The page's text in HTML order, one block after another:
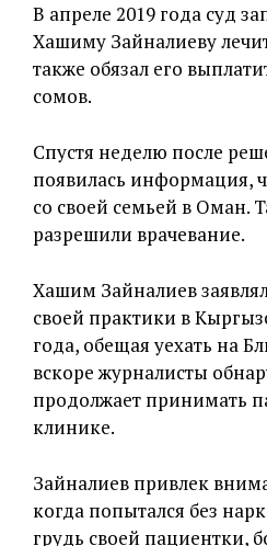
В апреле 2019 года суд
Хашиму Зайналиеву
также обязал его
сомов.
Спустя неделю после
появилась информация,
со своей семьей в Оман.
разрешили врачевание.
Хашим Зайналиев
своей практики в
года, обещая уехать на
вскоре журналисты
продолжает принимать
клинике.
Зайналиев привлек
когда попытался без
грудь своей пациентки,